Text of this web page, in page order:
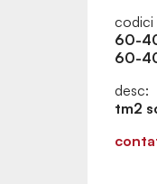
codici
60-
60-
desc:
tm2